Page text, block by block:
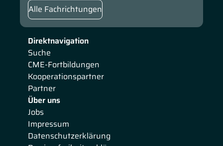
Direktnavigation
Suche
CME-Fortbildungen
Kooperationspartner
Partner
Über uns
Jobs
Impressum
Datenschutzerklärung
Alle Fachrichtungen